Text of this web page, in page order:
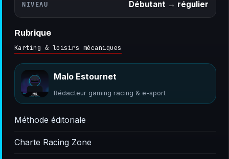
NIVEAU Débutant → régulier
Rubrique
Karting & loisirs mécaniques
Malo Estournet
Rédacteur gaming racing & e-sport
Méthode éditoriale
Charte Racing Zone